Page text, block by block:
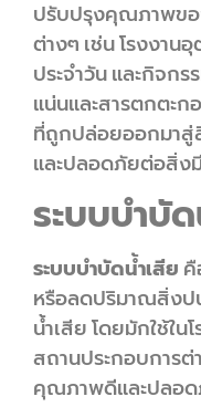
ปรับปรุงคุณภาพขอ
ต่างๆ เช่น โรงงาน
ประจำวัน และกิจก
แน่นและสารตกตะก
ที่ถูกปล่อยออกมาสู่
และปลอดภัยต่อสิ่งมี
ระบบบำบัด
ระบบบําบัดน้ําเสีย คื
หรือลดปริมาณสิ่งปน
น้ำเสีย โดยมักใช้ใ
สถานประกอบการต่
คุณภาพดีและปลอด